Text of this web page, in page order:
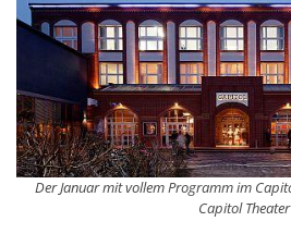
Der Januar mit vollem Programm im
Capitol Theater